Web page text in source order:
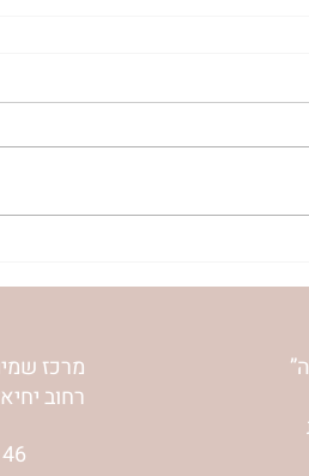
מרכז
רחוב יחיאלי 4 נוה צדק